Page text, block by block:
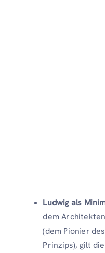
Ludwig als
dem
(dem Pionier
Prinzips), gilt